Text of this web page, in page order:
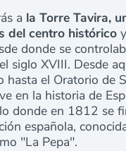
a la Torre Tavira,
del centro histórico
donde se
siglo XVIII. Desde
hasta el Oratorio de
en la historia de
donde en 1812 se
española,
"La Pepa".